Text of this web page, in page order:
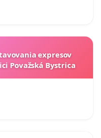
závlahových a
expresov
Považská Bystrica